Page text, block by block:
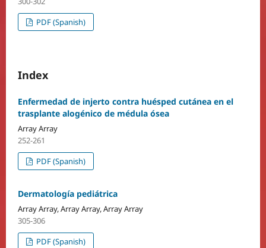
PDF (Spanish)
Index
Enfermedad de injerto contra huésped cutánea en el
trasplante alogénico de médula ósea
Array Array
252-261
PDF (Spanish)
Dermatología pediátrica
Array Array, Array Array, Array Array
305-306
PDF (Spanish)